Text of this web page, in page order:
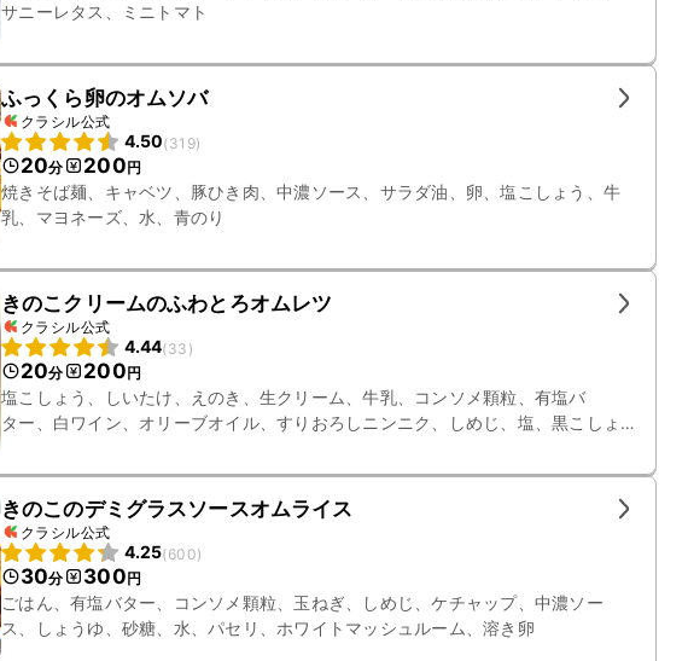
サニーレタス、ミニトマト
ふっくら卵のオムソバ
クラシル公式
4.50(319)
20分 200円
焼きそば麺、キャベツ、豚ひき肉、中濃ソース、サラダ油、卵、塩こしょう、牛
乳、マヨネーズ、水、青のり
きのこクリームのふわとろオムレツ
クラシル公式
4.44(33 )
20分 200円
塩こしょう、しいたけ、えのき、生クリーム、牛乳、コンソメ顆粒、有塩バ
ター、白ワイン、オリーブオイル、すりおろしニンニク、しめじ、塩、黒こしょ
きのこのデミグラスソースオムライス
クラシル公式
4.25(600)
30分 300円
ごはん、有塩バター、コンソメ顆粒、玉ねぎ、しめじ、ケチャップ、中濃ソー
ス、しょうゆ、砂糖、水、パセリ、ホワイトマッシュルーム、溶き卵